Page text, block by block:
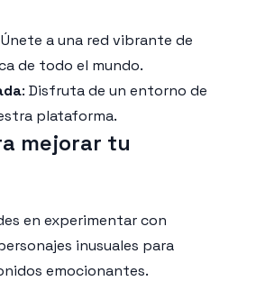
a una red vibrante de
de todo el mundo.
: Disfruta de un entorno de
plataforma.
mejorar tu
en experimentar con
inusuales para
emocionantes.